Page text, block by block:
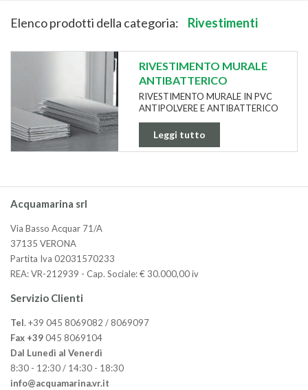
Elenco prodotti della categoria: Rivestimenti
RIVESTIMENTO MURALE
ANTIBATTERICO
RIVESTIMENTO MURALE IN PVC
ANTIPOLVERE E ANTIBATTERICO
Leggi tutto
Acquamarina srl
Via Basso Acquar 71/A
37135 VERONA
Partita Iva 02031570233
REA: VR-212939 - Cap. Sociale: € 30.000,00 iv
Servizio Clienti
Tel. +39 045 8069082 / 8069097
Fax +39045 8069104
Dal Lunedì al Venerdì
8:30 - 12:30 / 14:30 - 18:30
info@acquamarina.vr.it